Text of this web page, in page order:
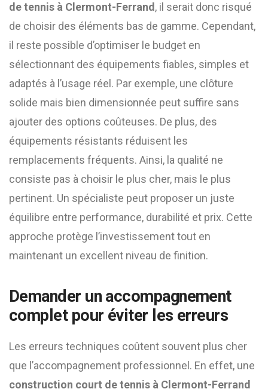
de tennis à Clermont-Ferrand , il serait donc risqué
de choisir des éléments bas de gamme. Cependant,
il reste possible d’optimiser le budget en
sélectionnant des équipements fiables, simples et
adaptés à l’usage réel. Par exemple, une clôture
solide mais bien dimensionnée peut suffire sans
ajouter des options coûteuses. De plus, des
équipements résistants réduisent les
remplacements fréquents. Ainsi, la qualité ne
consiste pas à choisir le plus cher, mais le plus
pertinent. Un spécialiste peut proposer un juste
équilibre entre performance, durabilité et prix. Cette
approche protège l’investissement tout en
maintenant un excellent niveau de finition.
Demander un accompagnement
complet pour éviter les erreurs
Les erreurs techniques coûtent souvent plus cher
que l’accompagnement professionnel. En effet, une
construction court de tennis à Clermont-Ferrand